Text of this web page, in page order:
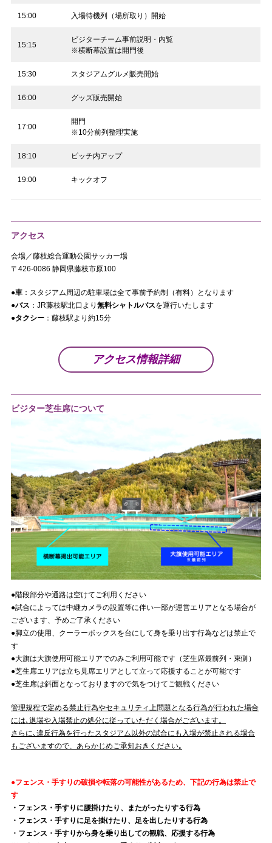
15:00 入場待機列（場所取り）開始
15:15
ビジターチーム事前説明・内覧
※横断幕設置は開門後
15:30 スタジアムグルメ販売開始
16:00 グッズ販売開始
17:00
開門
※10分前列整理実施
18:10 ピッチ内アップ
19:00 キックオフ
アクセス
会場／藤枝総合運動公園サッカー場
〒426-0086 静岡県藤枝市原100
●車 ：スタジアム周辺の駐車場は全て事前予約制（有料）となります
●バス ：JR藤枝駅北口より 無料シャトルバスを運行いたします
●タクシー ：藤枝駅より約15分
アクセス情報詳細
ビジター芝生席について
●階段部分や通路は空けてご利用ください
●試合によっては中継カメラの設置等に伴い一部が運営エリアとなる場合が
ございます、予めご了承ください
●脚立の使用、クーラーボックスを台にして身を乗り出す行為などは禁止で
す
●大旗は大旗使用可能エリアでのみご利用可能です（芝生席最前列・東側）
●芝生席エリアは立ち見席エリアとして立って応援することが可能です
●芝生席は斜面となっておりますので気をつけてご観戦ください
管理規程で定める禁止行為やセキュリティ上問題となる行為が行われた場合
には､退場や入場禁止の処分に従っていただく場合がございます。
さらに､違反行為を行ったスタジアム以外の試合にも入場が禁止される場合
もございますので、あらかじめご承知おきください｡
●フェンス・手すりの破損や転落の可能性があるため、下記の行為は禁止で
す
・フェンス・手すりに腰掛けたり、またがったりする行為
・フェンス・手すりに足を掛けたり、足を出したりする行為
・フェンス・手すりから身を乗り出しての観戦、応援する行為